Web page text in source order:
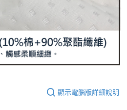
顯示電腦版詳細說明